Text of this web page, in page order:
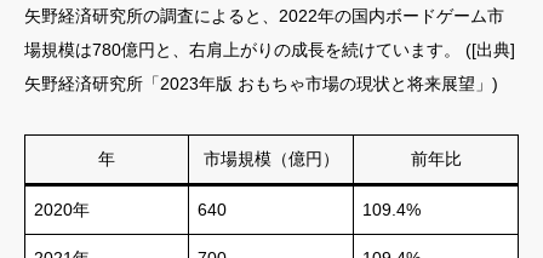
矢野経済研究所の調査によると、2022年の国内ボードゲーム市
場規模は780億円と、右肩上がりの成長を続けています。 ([出典]
矢野経済研究所「2023年版 おもちゃ市場の現状と将来展望」)
年 市場規模（億円） 前年比
2020年 640 109.4%